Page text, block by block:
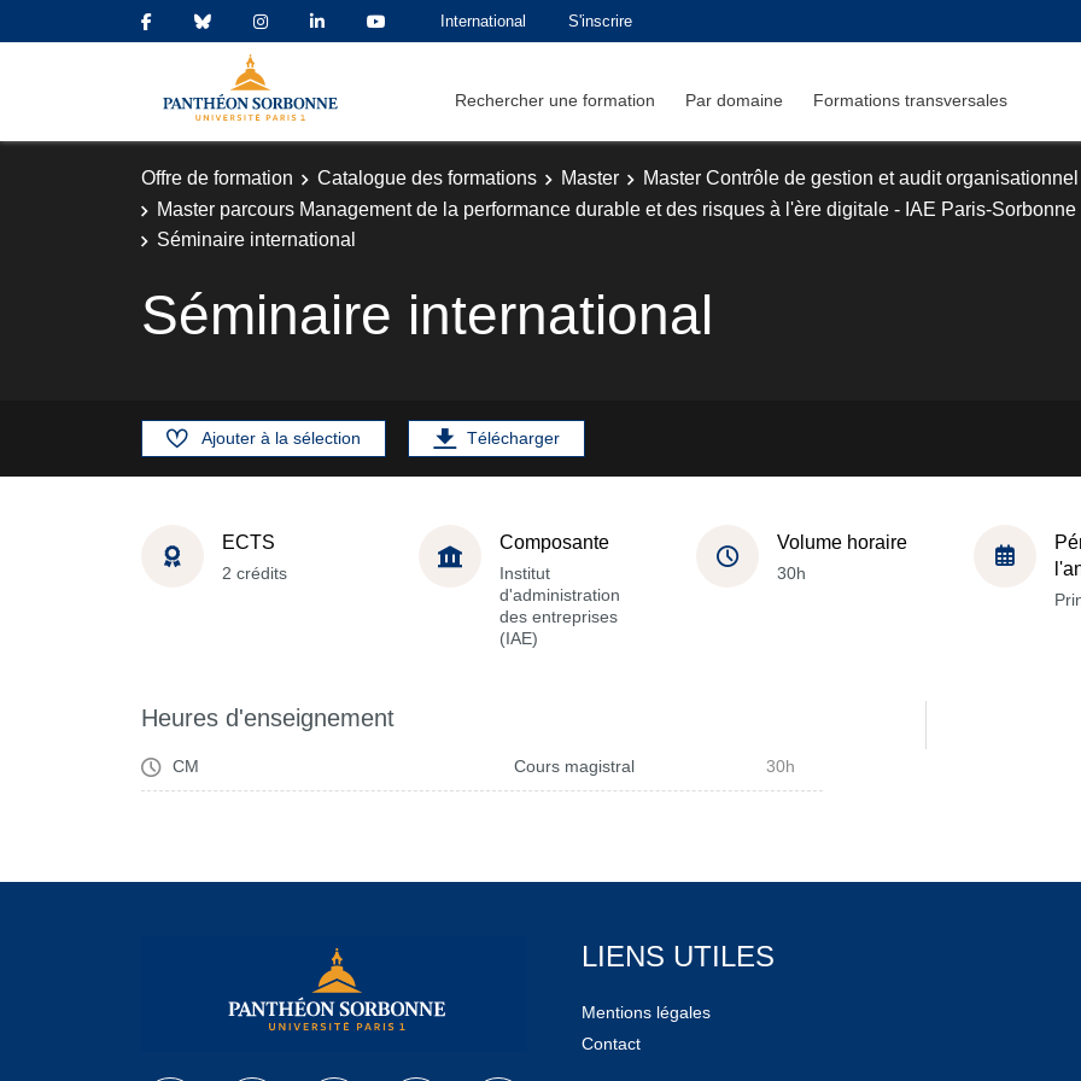
International S'inscrire
Rechercher une formation Par domaine Formations transversales
Offre de formation Catalogue des formations Master
Master Contrôle de gestion et audit organisationnel
Master parcours Management de la performance durable et des risques à l'ère digitale - IAE Paris-Sorbonne
Séminaire international
Séminaire international
Ajouter à la sélection Télécharger
ECTS
2 crédits
Composante
Institut
d'administration
des entreprises
(IAE)
Volume horaire
30h
Heures d'enseignement
CM Cours magistral 30h
LIENS UTILES
Mentions légales
Contact